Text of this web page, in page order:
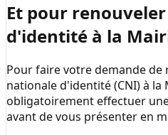
Et pour
d'identité à la
Pour faire votre demande
nationale d'identité (CNI) à la
obligatoirement effectuer
avant de vous présenter en